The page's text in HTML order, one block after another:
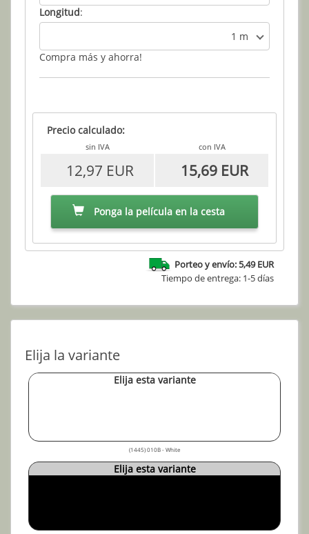
Longitud:
1 m
Compra más y ahorra!
Precio calculado:
sin IVA con IVA
12,97 EUR 15,69 EUR
Ponga la película en la cesta
Porteo y envío: 5,49 EUR
Tiempo de entrega: 1-5 días
Elija la variante
Elija esta variante
(1445) 010B - White
Elija esta variante